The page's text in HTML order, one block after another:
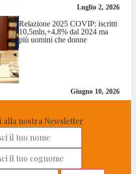
Luglio 2, 2026
Relazione 2025 COVIP: iscritti
10,5mln,+4,8% dal 2024 ma
più uomini che donne
Giugno 10, 2026
alla nostra Newsletter